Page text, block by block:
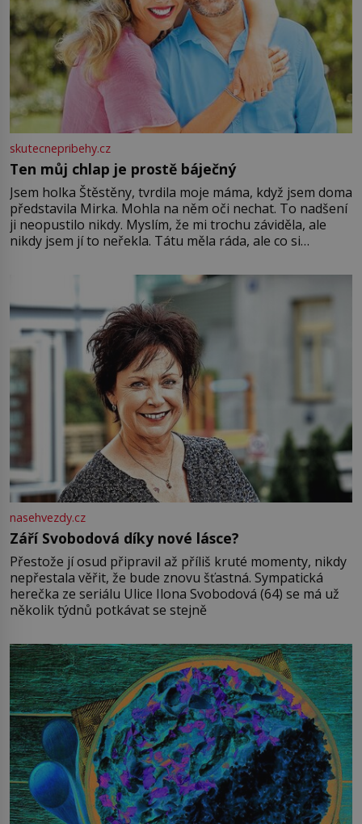
skutecnepribehy.cz
Ten můj chlap je prostě báječný
Jsem holka Štěstěny, tvrdila moje máma, když jsem doma
představila Mirka. Mohla na něm oči nechat. To nadšení
ji neopustilo nikdy. Myslím, že mi trochu záviděla, ale
nikdy jsem jí to neřekla. Tátu měla ráda, ale co si
Jsme spolu moc rádi Tehdy byla jiná doba, když
nasehvezdy.cz
Září Svobodová díky nové lásce?
Přestože jí osud připravil až příliš kruté momenty, nikdy
nepřestala věřit, že bude znovu šťastná. Sympatická
herečka ze seriálu Ulice Ilona Svobodová (64) se má už
několik týdnů potkávat se stejně